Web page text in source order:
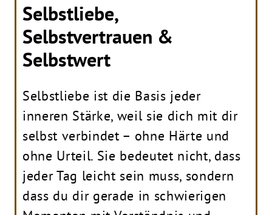
Selbstliebe,
Selbstvertrauen &
Selbstwert
Selbstliebe ist die Basis jeder
inneren Stärke, weil sie dich mit dir
selbst verbindet – ohne Härte und
ohne Urteil. Sie bedeutet nicht, dass
jeder Tag leicht sein muss, sondern
dass du dir gerade in schwierigen